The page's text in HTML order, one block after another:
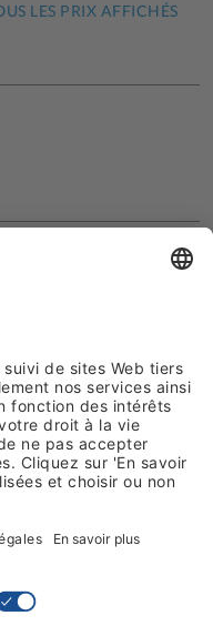
LES PRIX AFFICHÉS